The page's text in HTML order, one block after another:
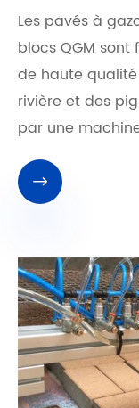
Les pavés à
blocs QGM
de haute
rivière et des
par une
